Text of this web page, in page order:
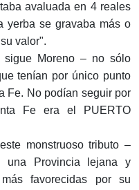
avaluada en 4 reales
yerba se gravaba más o
valor".
sigue Moreno – no sólo
tenían por único punto
Fe. No podían seguir por
Fe era el PUERTO
monstruoso tributo –
una Provincia lejana y
favorecidas por su